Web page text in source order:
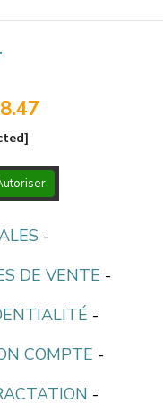
DE VENTE
COMPTE